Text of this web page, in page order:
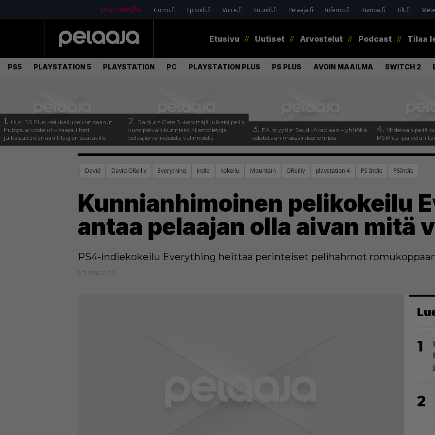
Como.fi Episodi.fi Voice.fi Soundi.fi Pelaaja.fi Inferno.fi Rumba.fi Tilt.fi
Etusivu Uutiset Arvostelut Podcast Tilaa
PS5 PLAYSTATION 5 PLAYSTATION PC PLAYSTATION PLUS PS PLUS AVOIN MAAILMA SWITCH 2
1. Uusi PS Plus -seikkailupeli on saanut
huippuarvostelut – saapui heti
julkaisupäivänään tilaajien saataville
2. Baldur’s Gate 3 -kehittäjä julkaisi pelin
vuosipäivän kunniaksi tilastotietoja
pelaajien erikoisista valinnoista
3. EA myytiin Saudi-Arabiaan – yhtiöltä
odotetaan massairtisanomisia
4. Yhdeksän peliä
PS Plus -palvelun
David David OReilly Everything indie kokeilu Mountain OReilly playstation 4 PS Indie PSIndie
Kunnianhimoinen pelikokeilu
antaa pelaajan olla aivan mitä
PS4-indiekokeilu Everything heittää perinteiset pelihahmot
9.3.2016 11:09
1
2